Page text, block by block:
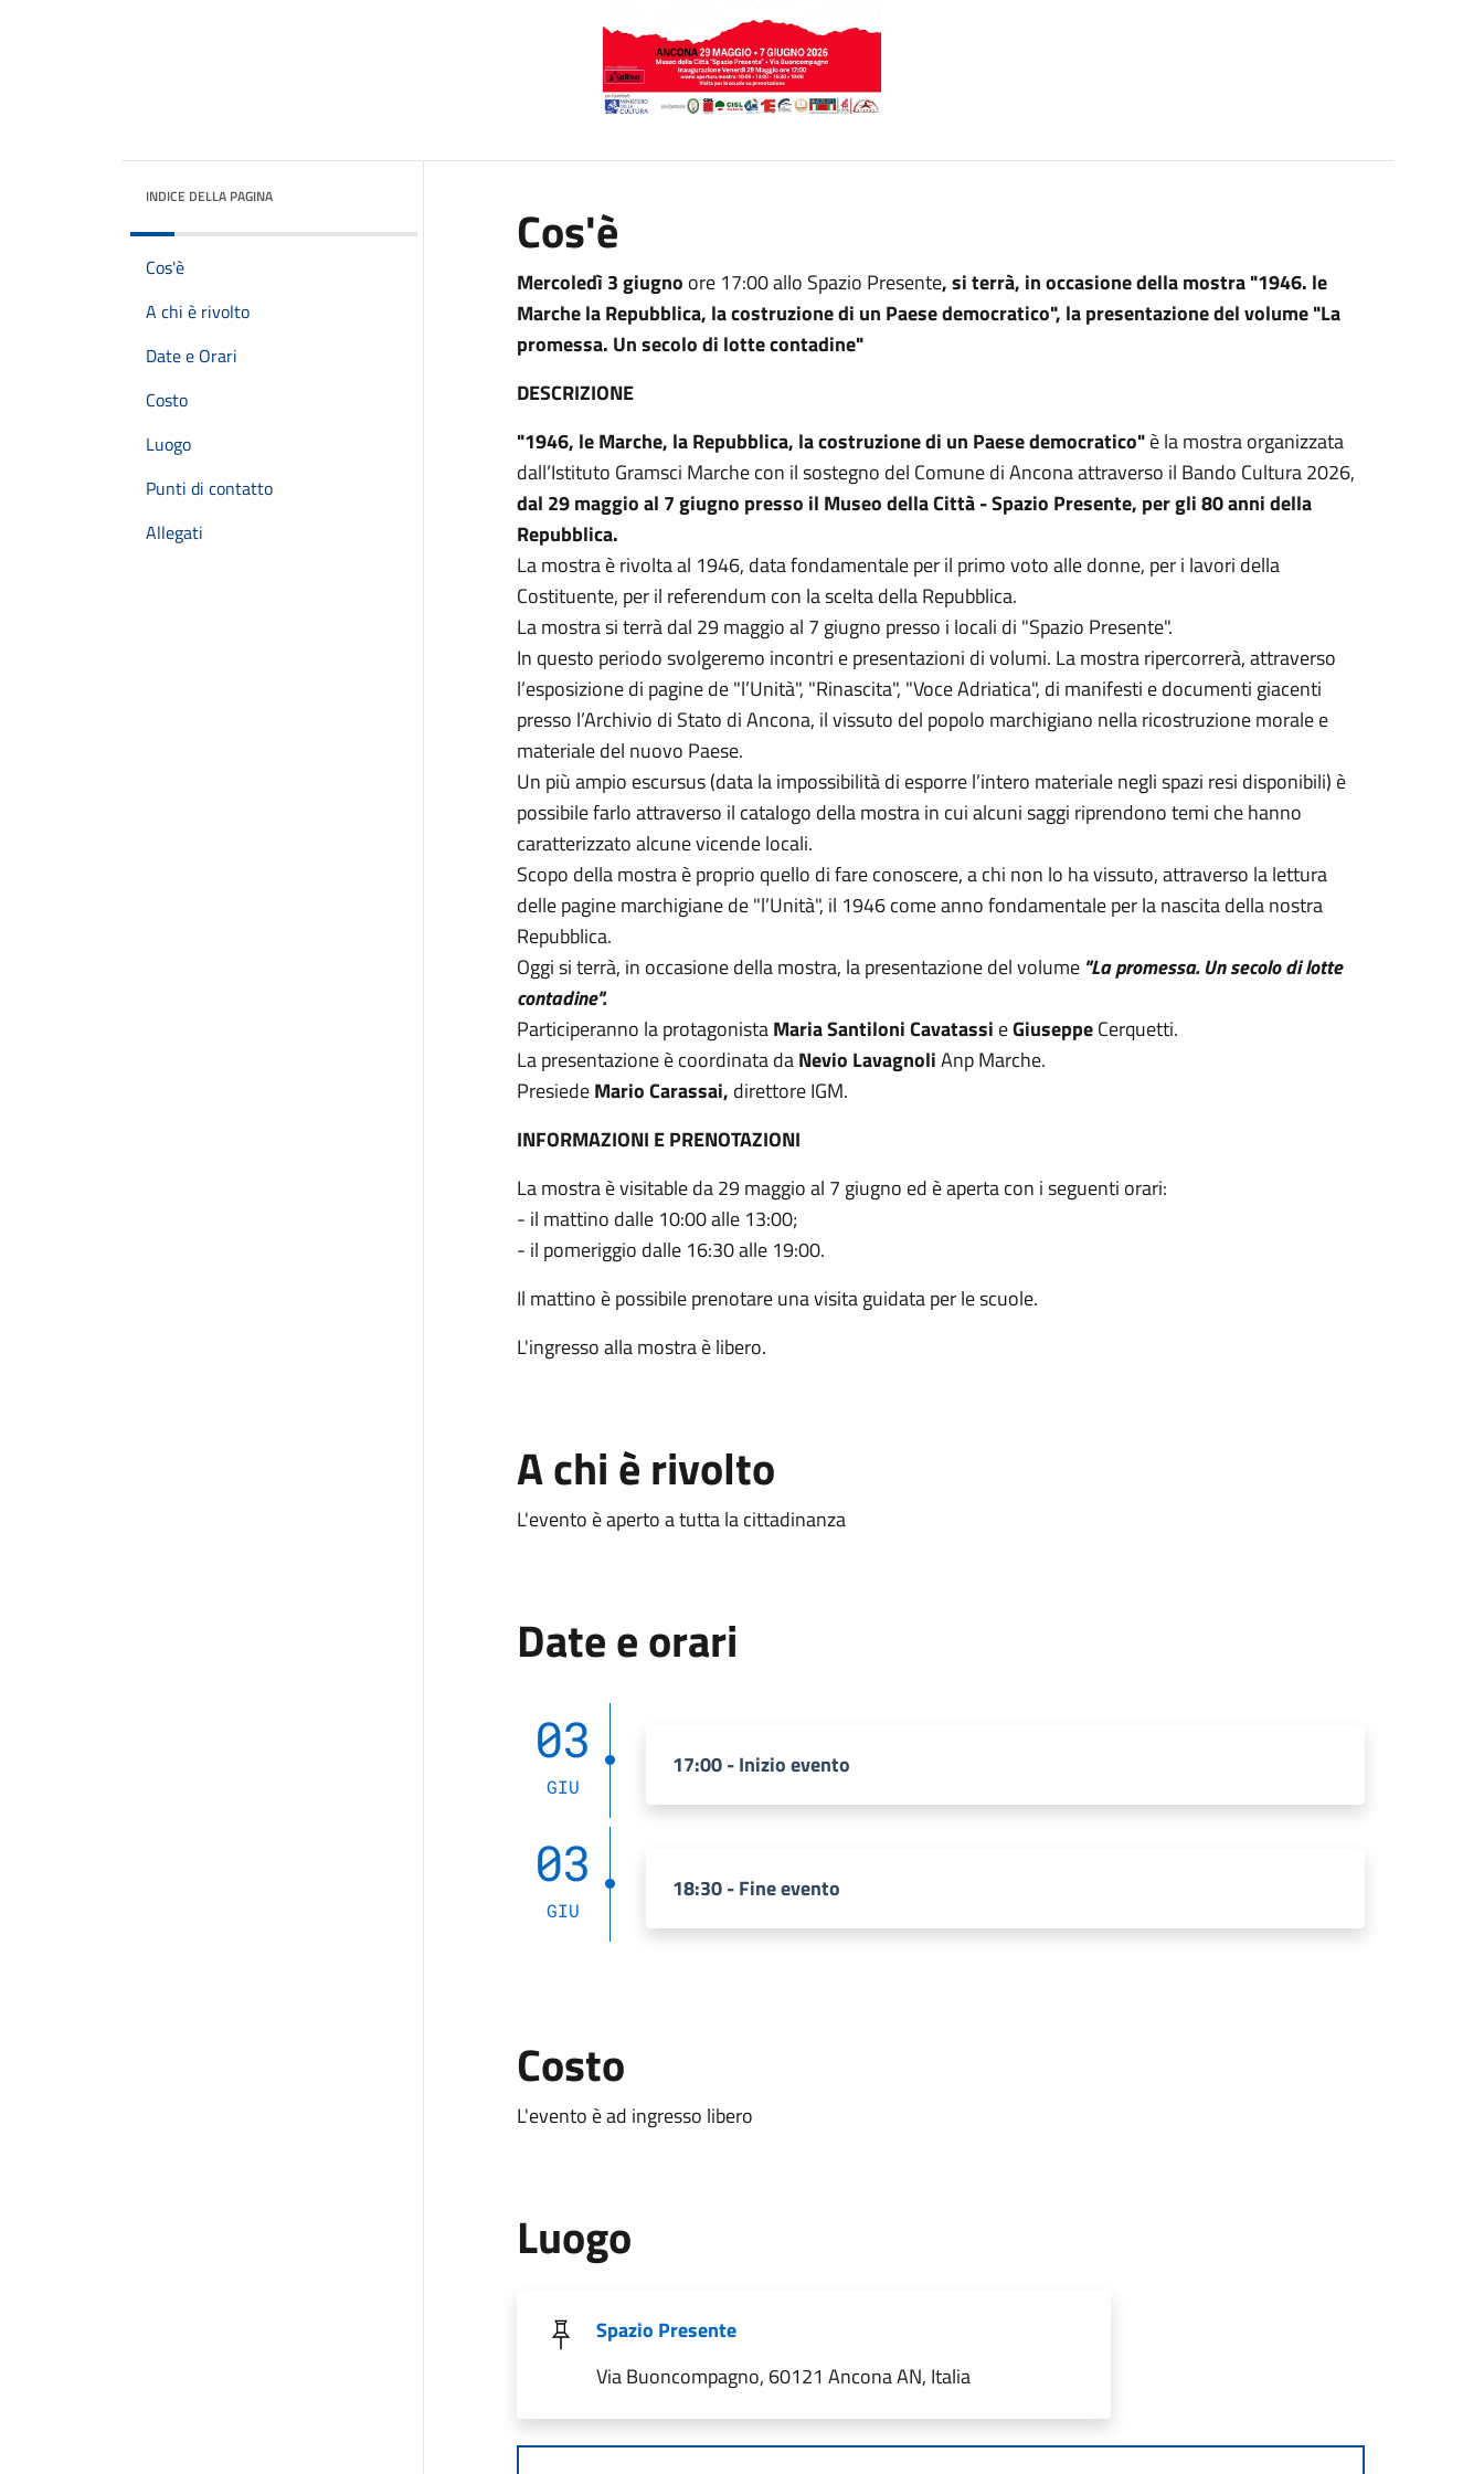
INDICE DELLA PAGINA
Cos'è
A chi è rivolto
Date e Orari
Costo
Luogo
Punti di contatto
Allegati
Cos'è
Mercoledì 3 giugno ore 17:00 allo Spazio Presente, si terrà, in occasione della mostra "1946. le
Marche la Repubblica, la costruzione di un Paese democratico", la presentazione del volume "La
promessa. Un secolo di lotte contadine"
DESCRIZIONE
"1946, le Marche, la Repubblica, la costruzione di un Paese democratico"è la mostra organizzata
dall’Istituto Gramsci Marche con il sostegno del Comune di Ancona attraverso il Bando Cultura 2026,
dal 29 maggio al 7 giugno presso il Museo della Città - Spazio Presente, per gli 80 anni della
Repubblica.
La mostra è rivolta al 1946, data fondamentale per il primo voto alle donne, per i lavori della
Costituente, per il referendum con la scelta della Repubblica.
La mostra si terrà dal 29 maggio al 7 giugno presso i locali di "Spazio Presente".
In questo periodo svolgeremo incontri e presentazioni di volumi. La mostra ripercorrerà, attraverso
l’esposizione di pagine de "l’Unità", "Rinascita", "Voce Adriatica", di manifesti e documenti giacenti
presso l’Archivio di Stato di Ancona, il vissuto del popolo marchigiano nella ricostruzione morale e
materiale del nuovo Paese.
Un più ampio escursus (data la impossibilità di esporre l’intero materiale negli spazi resi disponibili) è
possibile farlo attraverso il catalogo della mostra in cui alcuni saggi riprendono temi che hanno
caratterizzato alcune vicende locali.
Scopo della mostra è proprio quello di fare conoscere, a chi non lo ha vissuto, attraverso la lettura
delle pagine marchigiane de "l’Unità", il 1946 come anno fondamentale per la nascita della nostra
Repubblica.
Oggi si terrà, in occasione della mostra, la presentazione del volume"La promessa. Un secolo di lotte
contadine".
Participeranno la protagonistaMaria Santiloni Cavatassi eGiuseppeCerquetti.
La presentazione è coordinata daNevio LavagnoliAnp Marche.
PresiedeMario Carassai, direttore IGM.
INFORMAZIONI E PRENOTAZIONI
La mostra è visitable da 29 maggio al 7 giugno ed è aperta con i seguenti orari:
- il mattino dalle 10:00 alle 13:00;
- il pomeriggio dalle 16:30 alle 19:00.
Il mattino è possibile prenotare una visita guidata per le scuole.
L'ingresso alla mostra è libero.
A chi è rivolto
L'evento è aperto a tutta la cittadinanza
Date e orari
03
GIU
17:00 - Inizio evento
03
GIU
18:30 - Fine evento
Costo
L'evento è ad ingresso libero
Luogo
Spazio Presente
Via Buoncompagno, 60121 Ancona AN, Italia